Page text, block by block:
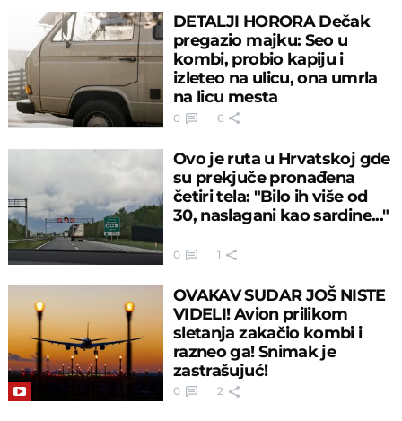
DETALJI HORORA Dečak
pregazio majku: Seo u
kombi, probio kapiju i
izleteo na ulicu, ona umrla
na licu mesta
0 6
Ovo je ruta u Hrvatskoj gde
su prekjuče pronađena
četiri tela: "Bilo ih više od
30, naslagani kao sardine..."
0 1
OVAKAV SUDAR JOŠ NISTE
VIDELI! Avion prilikom
sletanja zakačio kombi i
razneo ga! Snimak je
zastrašujuć!
0 2